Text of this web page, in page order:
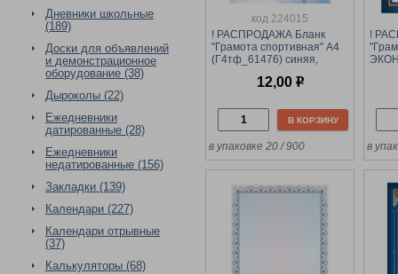
Дневники школьные
(189)
Доски для объявлений
и демонстрационное
оборудование (38)
Дыроколы (22)
Ежедневники
датированные (28)
Ежедневники
недатированные (156)
Закладки (139)
Календари (227)
Календари отрывные
(37)
Калькуляторы (68)
код 224015
! РАСПРОДАЖА Бланк
"Грамота спортивная" А4
(Г4тф_61476) синяя,
мелованный картон
12,00 р
В КОРЗИНУ
в упаковке 20 / 900
!
в